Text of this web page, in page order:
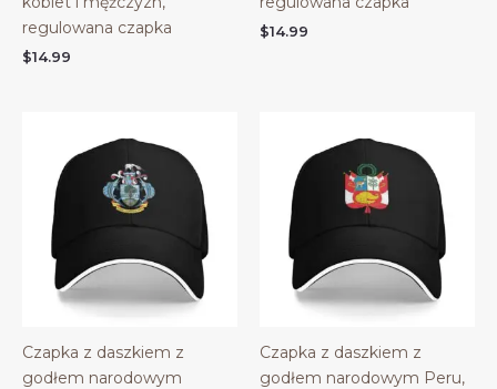
regulowana czapka
$14.99
$14.99
Czapka z daszkiem z
godłem narodowym
Czapka z daszkiem z
godłem narodowym Peru,